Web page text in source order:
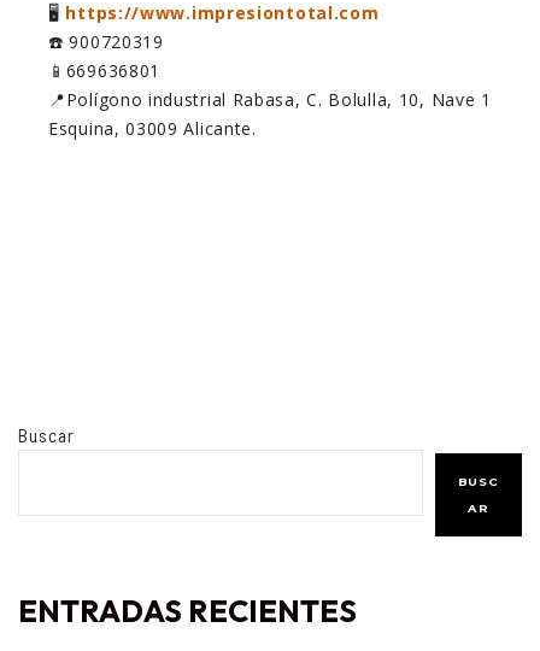
🖥️ https://www.impresiontotal.com
☎️ 900720319
📱669636801
📍Polígono industrial Rabasa, C. Bolulla, 10, Nave 1
Esquina, 03009 Alicante.
Buscar
BUSC
AR
ENTRADAS RECIENTES